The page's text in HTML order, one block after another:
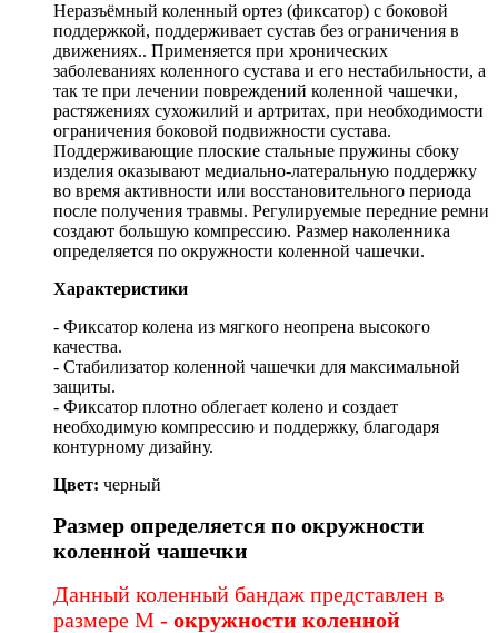
Неразъёмный коленный ортез (фиксатор) с боковой
поддержкой, поддерживает сустав без ограничения в
движениях.. Применяется при хронических
заболеваниях коленного сустава и его нестабильности, а
так те при лечении повреждений коленной чашечки,
растяжениях сухожилий и артритах, при необходимости
ограничения боковой подвижности сустава.
Поддерживающие плоские стальные пружины сбоку
изделия оказывают медиально-латеральную поддержку
во время активности или восстановительного периода
после получения травмы. Регулируемые передние ремни
создают большую компрессию. Размер наколенника
определяется по окружности коленной чашечки.
Характеристики
- Фиксатор колена из мягкого неопрена высокого
качества.
- Стабилизатор коленной чашечки для максимальной
защиты.
- Фиксатор плотно облегает колено и создает
необходимую компрессию и поддержку, благодаря
контурному дизайну.
Цвет: черный
Размер определяется по окружности
коленной чашечки
Данный коленный бандаж представлен в
размере M - окружности коленной